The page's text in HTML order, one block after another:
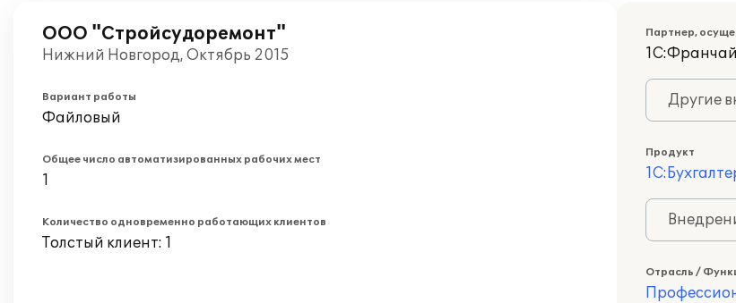
ООО "Стройсудоремонт"
Нижний Новгород, Октябрь 2015
Вариант работы
Файловый
Общее число автоматизированных рабочих мест
1
Количество одновременно работающих клиентов
Толстый клиент: 1
Партнер,
Другие
Продукт
Отрасль /